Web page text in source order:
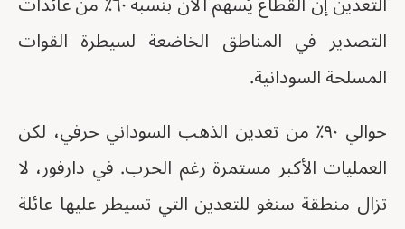
التصدير في المناطق الخاضعة لسيطرة القوات
المسلحة السودانية.
حوالي ٩٠٪ من تعدين الذهب السوداني حرفي، لكن
العمليات الأكبر مستمرة رغم الحرب. في دارفور، لا
تزال منطقة سنغو للتعدين التي تسيطر عليها عائلة